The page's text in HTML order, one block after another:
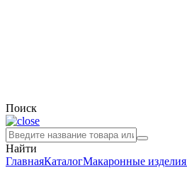
Поиск
Найти
ГлавнаяКаталогМакаронные изделия